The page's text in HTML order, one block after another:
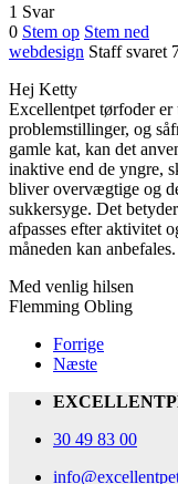
1 Svar
0 Stem op Stem ned
webdesign Staffsvaret
Hej Ketty
Excellentpet tørfoder
problemstillinger, og
gamle kat, kan det
inaktive end de yngre,
bliver overvægtige og
sukkersyge. Det
afpasses efter aktivitet
måneden kan anbefales.
Med venlig hilsen
Flemming Obling
Forrige
Næste
30 49 83 00